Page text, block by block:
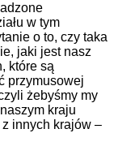
w tym
o to, czy taka
jaki jest nasz
które są
przymusowej
żebyśmy my
kraju
innych krajów –